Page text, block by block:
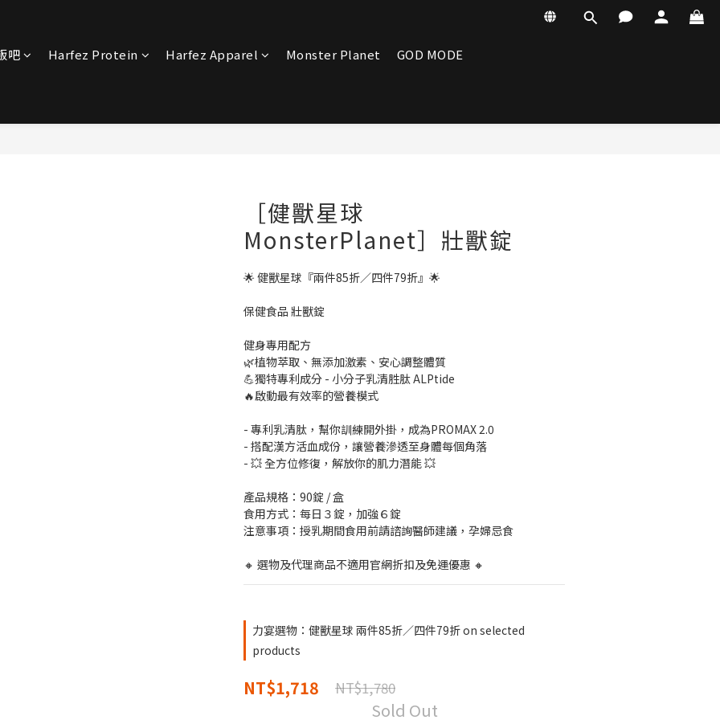
吧 Harfez Protein Harfez Apparel Monster Planet
GOD MODE
［健獸星球
MonsterPlanet］壯獸錠
🌟 健獸星球『兩件85折／四件79折』🌟
保健食品 壯獸錠
健身專用配方
🌿植物萃取、無添加激素、安心調整體質
💪獨特專利成分 - 小分子乳清胜肽 ALPtide
🔥啟動最有效率的營養模式
- 專利乳清肽，幫你訓練開外掛，成為PROMAX 2.0
- 搭配漢方活血成份，讓營養滲透至身體每個角落
- 💥 全方位修復，解放你的肌力潛能 💥
產品規格：90錠 / 盒
食用方式：每日３錠，加強６錠
注意事項：授乳期間食用前請諮詢醫師建議，孕婦忌食
🔸 選物及代理商品不適用官網折扣及免運優惠 🔸
力宴選物：健獸星球 兩件85折／四件79折 on selected
products
NT$1,718 NT$1,780
Sold Out